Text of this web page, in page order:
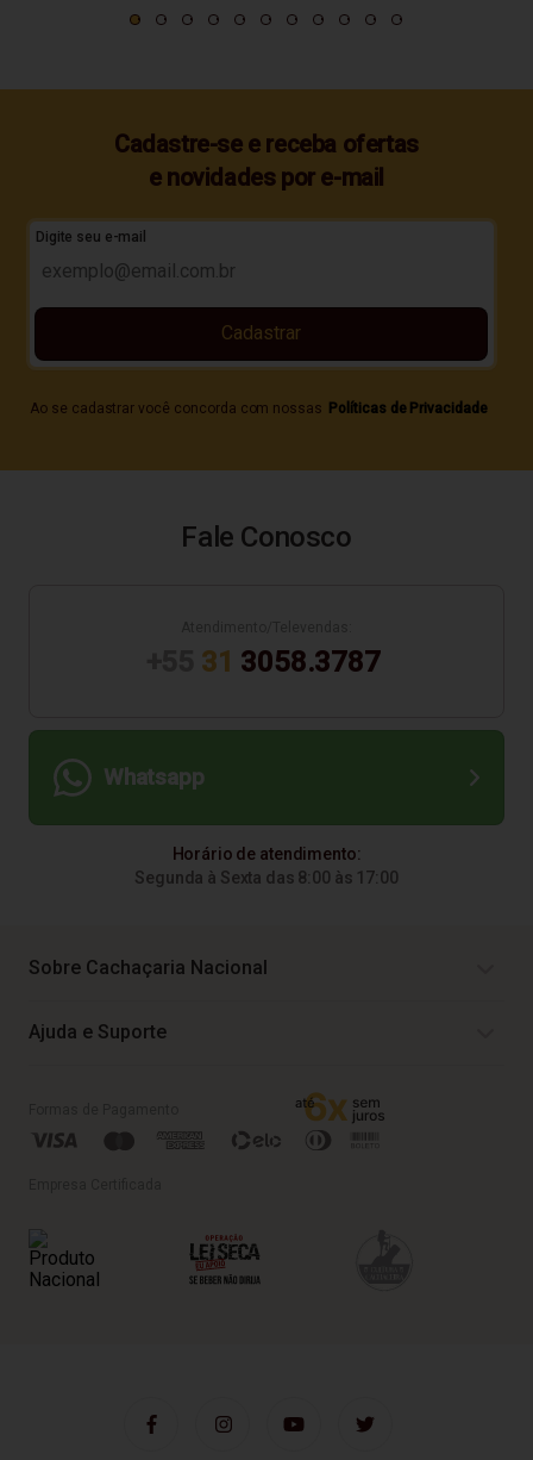
Cadastre-se e receba ofertas
e novidades por e-mail
Digite seu e-mail
Ao se cadastrar você concorda com nossas Políticas de Privacidade
Cadastrar
Fale Conosco
31 3058.3787
Whatsapp
Horário de atendimento:
Segunda à Sexta das 8:00 às 17:00
Sobre Cachaçaria Nacional
Ajuda e Suporte